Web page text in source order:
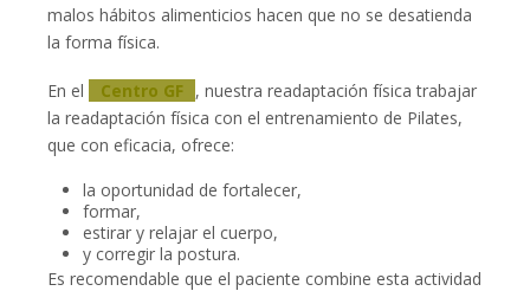
malos hábitos alimenticios hacen que no se desatienda
la forma física.
En el Centro GF , nuestra readaptación física trabajar
la readaptación física con el entrenamiento de Pilates,
que con eficacia, ofrece:
la oportunidad de fortalecer,
formar,
estirar y relajar el cuerpo,
y corregir la postura.
Es recomendable que el paciente combine esta actividad